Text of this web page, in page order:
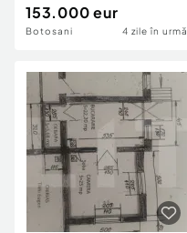
153.000 eur
Botosani 4 zile în urmă